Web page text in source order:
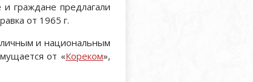
граждане предлагали
от 1965 г.
и национальным
от «Кореком»,